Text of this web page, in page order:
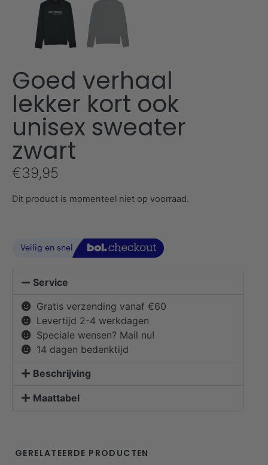
Goed verhaal
lekker kort ook
unisex sweater
zwart
€39,95
Dit product is momenteel niet op voorraad.
Service
Gratis verzending vanaf €60
Levertijd 2-4 werkdagen
Speciale wensen? Mail nu!
14 dagen bedenktijd
Beschrijving
Maattabel
GERELATEERDE PRODUCTEN